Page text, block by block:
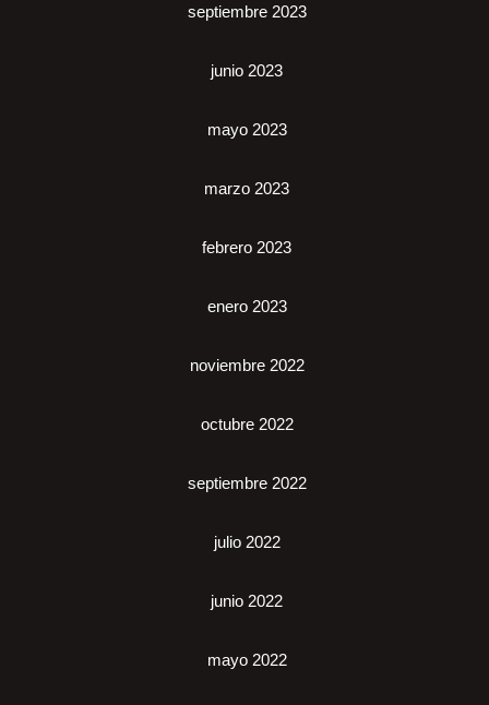
septiembre 2023
junio 2023
mayo 2023
marzo 2023
febrero 2023
enero 2023
noviembre 2022
octubre 2022
septiembre 2022
julio 2022
junio 2022
mayo 2022